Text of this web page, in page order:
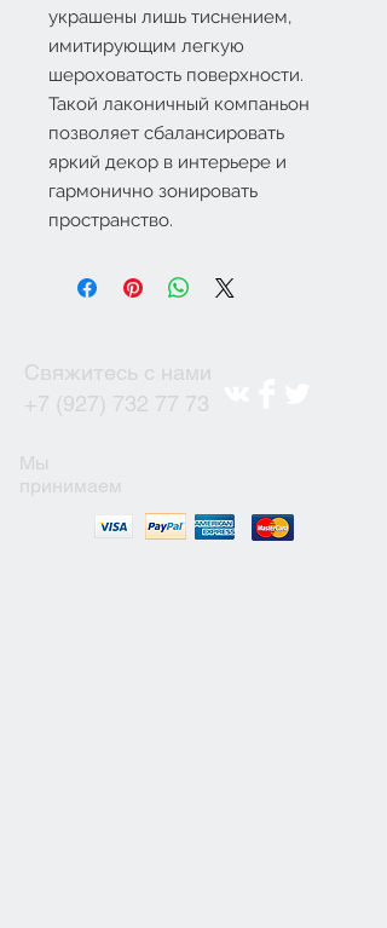
украшены лишь тиснением,
имитирующим легкую
шероховатость поверхности.
Такой лаконичный компаньон
позволяет сбалансировать
яркий декор в интерьере и
гармонично зонировать
пространство.
Свяжитесь с нами
+7 (927) 732 77 73
Мы
принимаем